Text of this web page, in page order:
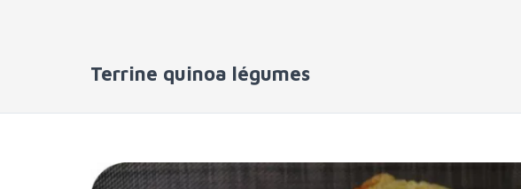
Terrine quinoa légumes